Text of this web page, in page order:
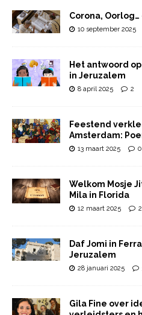
Corona, Oorlog…
10 september 2025
Het antwoord
in Jeruzalem
8 april 2025 2
Feestend
Amsterdam:
13 maart 2025 0
Welkom Mosje
Mila in Florida
12 maart 2025 2
Daf Jomi in
Jeruzalem
28 januari 2025
Gila Fine over